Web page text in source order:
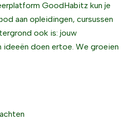
GoodHabitz kun je
aan opleidingen, cursussen
ook is: jouw
ideeën doen ertoe. We groeien